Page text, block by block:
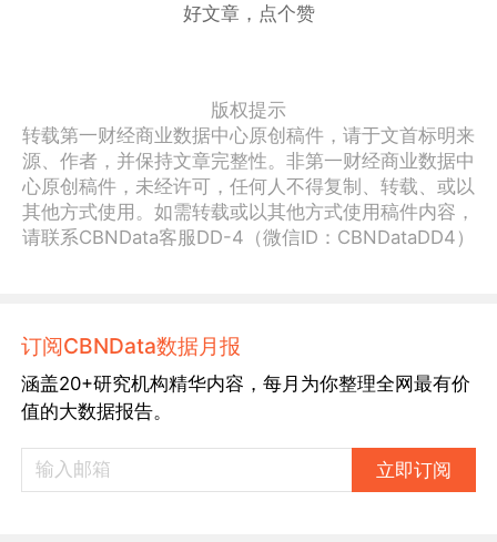
好文章，点个赞
版权提示
转载第一财经商业数据中心原创稿件，请于文首标明来
源、作者，并保持文章完整性。非第一财经商业数据中
心原创稿件，未经许可，任何人不得复制、转载、或以
其他方式使用。如需转载或以其他方式使用稿件内容，
请联系CBNData客服DD-4（微信ID：CBNDataDD4）
订阅CBNData数据月报
涵盖20+研究机构精华内容，每月为你整理全网最有价
值的大数据报告。
立即订阅